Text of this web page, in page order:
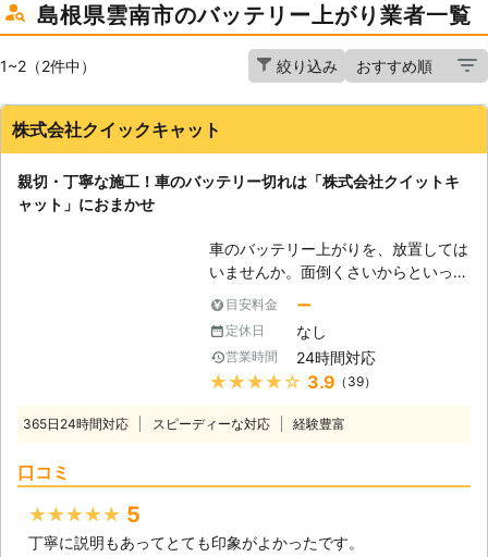
島根県雲南市のバッテリー上がり業者一覧
1~2（2件中） 絞り込み
株式会社クイックキャット
親切・丁寧な施工！車のバッテリー切れは「株式会社クイットキ
ャット」におまかせ
車のバッテリー上がりを、放置しては
いませんか。面倒くさいからといって
バッテリー上がりを放置してしまう
と、タンク内のガソリンが固まって詰
まりを引き起こす恐れがあります。そ
のため、車のバッテリー上がりはすぐ
にでも解消する必要があるのです。
きは、「株式会社クイックキャット」
てしまったからです。車のエンジンは
目安料金 ー
定休日 なし
営業時間 24時間対応
★★★★★ 3.9 （39）
365日24時間対応 スピーディーな対応 経験豊富
口コミ
★★★★★ 5
丁寧に説明もあってとても印象がよかったです。